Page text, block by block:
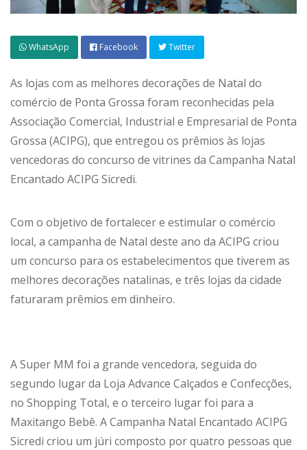
WhatsApp Facebook Twitter
As lojas com as melhores decorações de Natal do
comércio de Ponta Grossa foram reconhecidas pela
Associação Comercial, Industrial e Empresarial de Ponta
Grossa (ACIPG), que entregou os prêmios às lojas
vencedoras do concurso de vitrines da Campanha Natal
Encantado ACIPG Sicredi.
Com o objetivo de fortalecer e estimular o comércio
local, a campanha de Natal deste ano da ACIPG criou
um concurso para os estabelecimentos que tiverem as
melhores decorações natalinas, e três lojas da cidade
faturaram prêmios em dinheiro.
A Super MM foi a grande vencedora, seguida do
segundo lugar da Loja Advance Calçados e Confecções,
no Shopping Total, e o terceiro lugar foi para a
Maxitango Bebê. A Campanha Natal Encantado ACIPG
Sicredi criou um júri composto por quatro pessoas que